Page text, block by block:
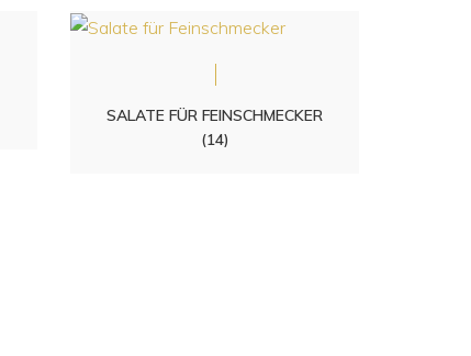
SALATE FÜR FEINSCHMECKER
(14)